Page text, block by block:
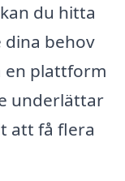
du hitta
dina behov
en plattform
underlättar
att få flera